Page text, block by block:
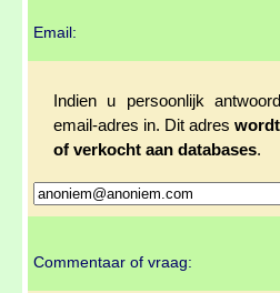
Email:
Indien u persoonlijk
email-adres in. Dit adres
of verkocht aan databases.
Commentaar of vraag: